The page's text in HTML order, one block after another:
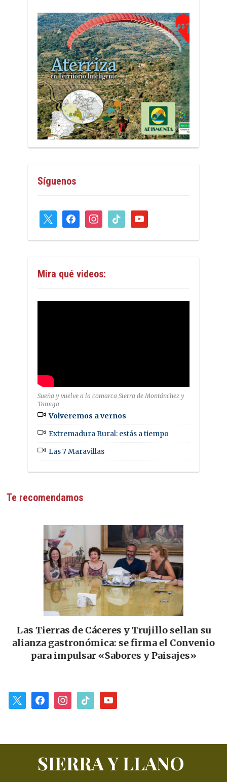
Síguenos
facebookinstagram
tiktok youtube
Mira qué videos:
Sueña y vuelve a la comarca Sierra de Montánchez y
Tamuja
Volveremos a vernos
Extremadura Rural: estás a tiempo
Las 7 Maravillas
Te recomendamos
Las Tierras de Cáceres y Trujillo sellan su
alianza gastronómica: se firma el Convenio
para impulsar «Sabores y Paisajes»
facebookinstagram
tiktok youtube
SIERRA Y LLANO